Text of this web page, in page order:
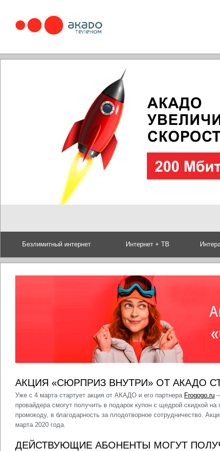
Безлимитный интернет Интернет + ТВ
АКЦИЯ «СЮРПРИЗ ВНУТРИ» ОТ АКАДО
Уже с 4 марта стартует акция от АКАДО и его партнера Frogogo.ru
провайдера смогут получить в подарок купон с щедрой скидкой
промокоду, в благодарность за плодотворное сотрудничество.
марта 2020 года.
ДЕЙСТВУЮЩИЕ АБОНЕНТЫ МОГУТ